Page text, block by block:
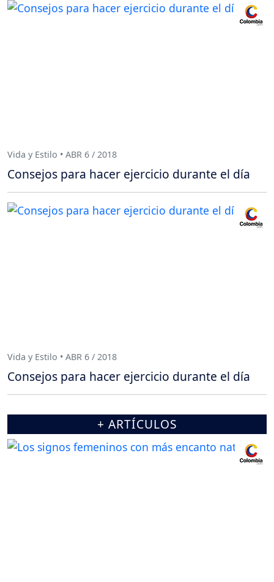
Vida y Estilo • ABR 6 / 2018
Consejos para hacer ejercicio durante el día
Vida y Estilo • ABR 6 / 2018
Consejos para hacer ejercicio durante el día
+ ARTÍCULOS